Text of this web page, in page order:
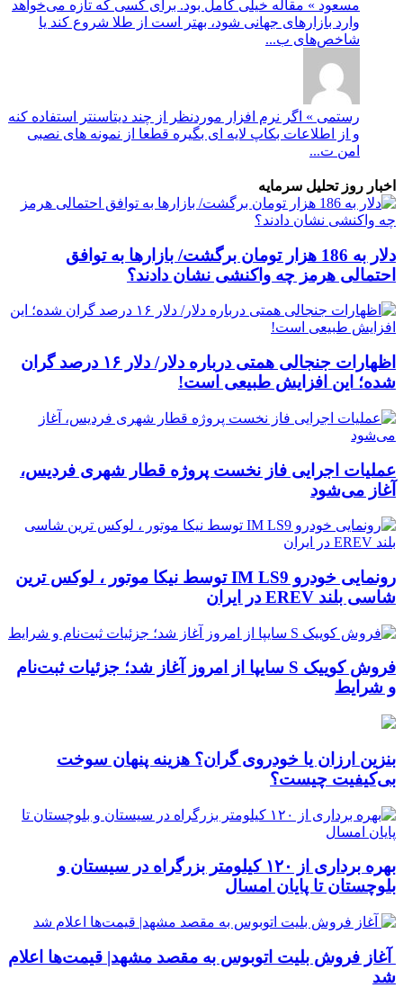
مسعود » مقاله خیلی کامل بود. برای کسی که تازه می‌خواهد
وارد بازارهای جهانی شود، بهتر است از طلا شروع کند یا
شاخص‌های ب...
رستمی » اگر نرم افزار موردنظر از چند دیتاسنتر استفاده کنه
و از اطلاعات بکاپ لایه ای بگیره قطعا از نمونه های نصبی
امن ت...
اخبار روز تحلیل سرمایه
دلار به 186 هزار تومان برگشت/ بازارها به توافق
احتمالی هرمز چه واکنشی نشان دادند؟
اظهارات جنجالی همتی درباره دلار/ دلار ۱۶ درصد گران
شده؛ این افزایش طبیعی است!
عملیات اجرایی فاز نخست پروژه قطار شهری فردیس،
آغاز می‌شود
رونمایی خودرو IM LS9 توسط نیکا موتور ، لوکس ترین
شاسی بلند EREV در ایران
فروش کوییک S سایپا از امروز آغاز شد؛ جزئیات ثبت‌نام
و شرایط
بنزین ارزان یا خودروی گران؟ هزینه پنهان سوخت
بی‌کیفیت چیست؟
بهره برداری از ۱۲۰ کیلومتر بزرگراه در سیستان و
بلوچستان تا پایان امسال
آغاز فروش بلیت اتوبوس به مقصد مشهد| قیمت‌ها اعلام
شد